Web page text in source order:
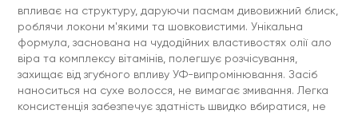
впливає на структуру, даруючи пасмам дивовижний блиск,
роблячи локони м'якими та шовковистими. Унікальна
формула, заснована на чудодійних властивостях олії ало
віра та комплексу вітамінів, полегшує розчісування,
захищає від згубного впливу УФ-випромінювання. Засіб
наноситься на сухе волосся, не вимагає змивання. Легка
консистенція забезпечує здатність швидко вбиратися, не